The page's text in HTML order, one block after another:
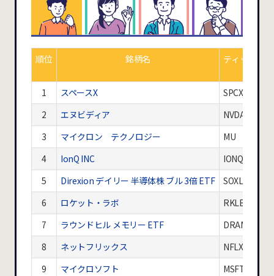
順位 銘柄名 ティッカー
1 スペースX SPCX
2
エヌビディア NVDA
3
マイクロン テクノロジー MU
4
IonQ INC IONQ
5
Direxion デイリー 半導体株 ブル 3倍 ETF SOXL
6
ロケット・ラボ RKLB
7
ラウンドヒル メモリー ETF DRAM
8
ネットフリックス NFLX
9
マイクロソフト MSFT